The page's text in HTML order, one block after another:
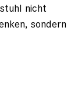
nicht
sondern